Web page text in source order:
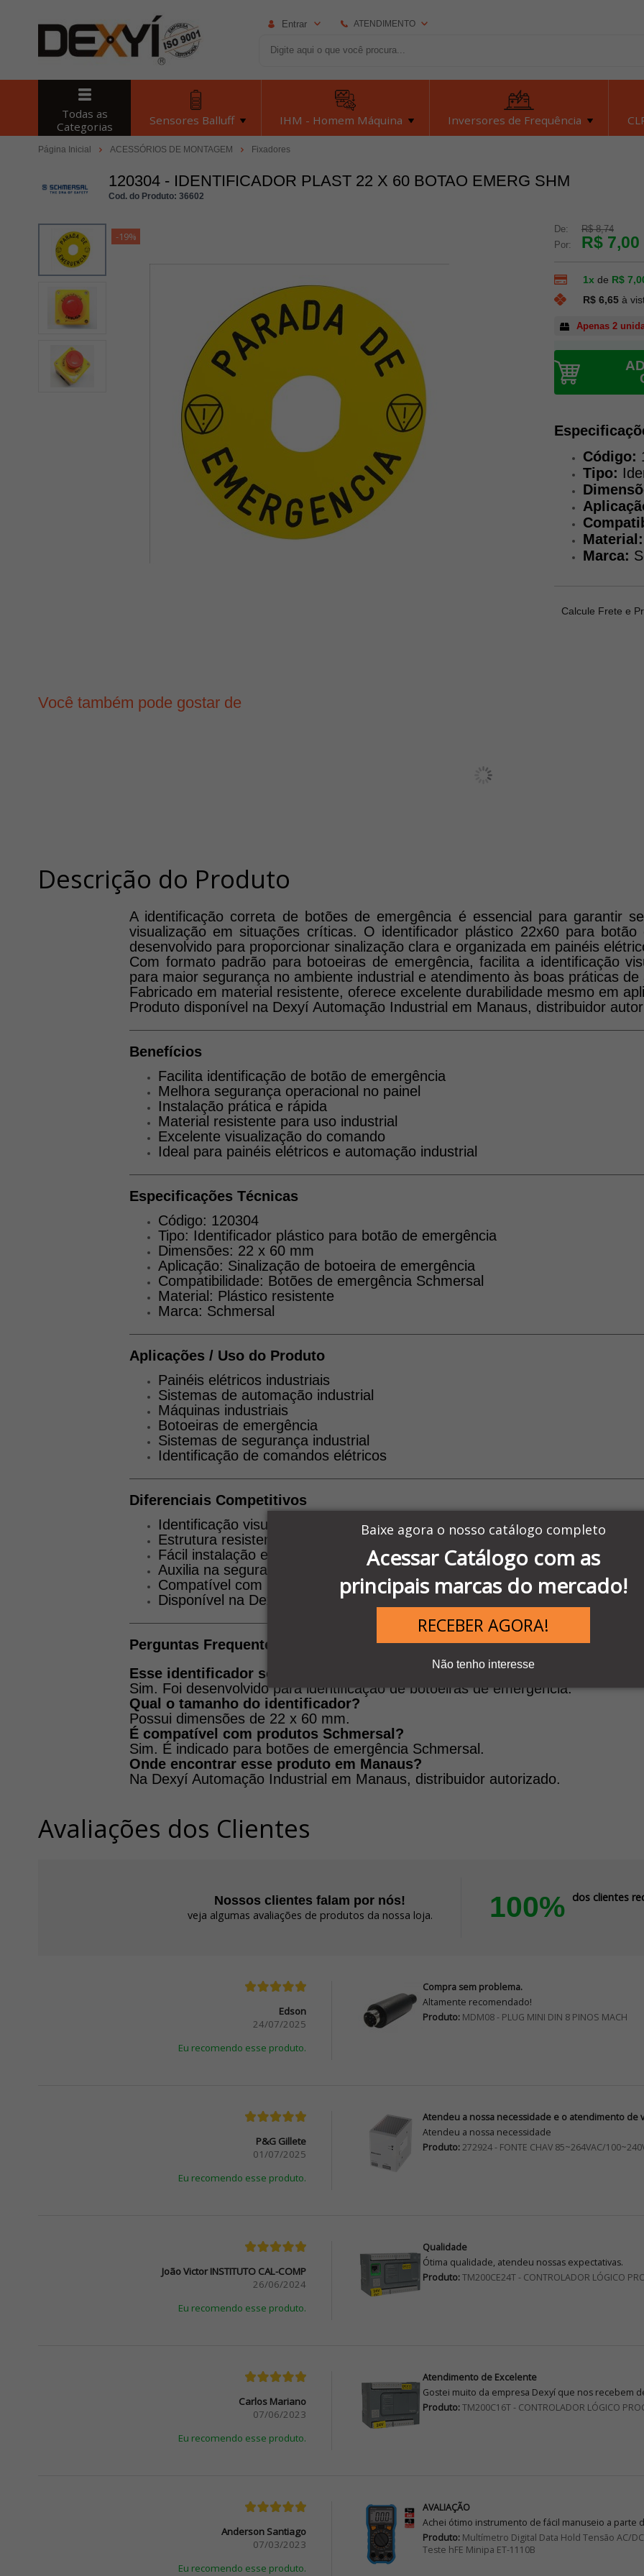
Baixe agora o nosso catálogo completo
Acessar Catálogo com as
principais marcas do mercado!
RECEBER AGORA!
Não tenho interesse
Entrar ATENDIMENTO
dexyiloja@dexyi.com.br
Todas as
Categorias
Sensores Balluff IHM - Homem Máquina Inversores de Frequência
Página Inicial ACESSÓRIOS DE MONTAGEM Fixadores
120304 - IDENTIFICADOR PLAST 22 X 60 BOTAO EMERG SHM
Cod. do Produto: 36602
-19%
De:
R$ 8,74
Por:
R$ 7,00
1x de R$
R$ 6,65à
Apenas 2
Código:
Tipo:
Material:
Marca:
Calcule Frete e
Você também pode gostar de
Descrição do Produto
A identificação correta de botões de emergência é essencial para garantir
visualização em situações críticas. O identificador plástico 22x60 para
desenvolvido para proporcionar sinalização clara e organizada em painéis
Com formato padrão para botoeiras de emergência, facilita a identificação
para maior segurança no ambiente industrial e atendimento às boas práticas
Fabricado em material resistente, oferece excelente durabilidade mesmo em
Produto disponível na Dexyí Automação Industrial em Manaus, distribuidor
Benefícios
Facilita identificação de botão de emergência
Melhora segurança operacional no painel
Instalação prática e rápida
Material resistente para uso industrial
Excelente visualização do comando
Ideal para painéis elétricos e automação industrial
Especificações Técnicas
Código: 120304
Tipo: Identificador plástico para botão de emergência
Dimensões: 22 x 60 mm
Aplicação: Sinalização de botoeira de emergência
Compatibilidade: Botões de emergência Schmersal
Material: Plástico resistente
Marca: Schmersal
Aplicações / Uso do Produto
Painéis elétricos industriais
Sistemas de automação industrial
Máquinas industriais
Botoeiras de emergência
Sistemas de segurança industrial
Identificação de comandos elétricos
Diferenciais Competitivos
Identificação visual clara e eficiente
Estrutura resistente para ambiente industrial
Fácil instalação em painéis elétricos
Auxilia na segurança operacional
Compatível com botoeiras Schmersal
Disponível na Dexyí Automação Industrial em Manaus, distribuidor
Perguntas Frequentes (FAQ)
Esse identificador serve para botão de emergência?
Sim. Foi desenvolvido para identificação de botoeiras de emergência.
Qual o tamanho do identificador?
Possui dimensões de 22 x 60 mm.
É compatível com produtos Schmersal?
Sim. É indicado para botões de emergência Schmersal.
Onde encontrar esse produto em Manaus?
Na Dexyí Automação Industrial em Manaus, distribuidor autorizado.
Avaliações dos Clientes
Nossos clientes falam por nós!
veja algumas avaliações de produtos da nossa loja. 100% dos clientes
Edson
24/07/2025
Eu recomendo esse produto.
Compra sem problema.
Altamente recomendado!
Produto:MDM08 - PLUG MINI DIN 8 PINOS MACH
P&G Gillete
01/07/2025
Eu recomendo esse produto.
Atendeu a nossa necessidade e o atendimento de
Atendeu a nossa necessidade
Produto:272924 - FONTE CHAV 85~264VAC/
João Victor INSTITUTO CAL-COMP
26/06/2024
Eu recomendo esse produto.
Qualidade
Ótima qualidade, atendeu nossas expectativas.
Produto:TM200CE24T - CONTROLADOR LÓGICO
Carlos Mariano
07/06/2023
Eu recomendo esse produto.
Atendimento de Excelente
Gostei muito da empresa Dexyí que nos recebem
Produto:TM200C16T - CONTROLADOR LÓGICO
Anderson Santiago
07/03/2023
Eu recomendo esse produto.
AVALIAÇÃO
Achei ótimo instrumento de fácil manuseio a parte
Produto:Multímetro Digital Data Hold Tensão AC/
Teste hFE Minipa ET-1110B